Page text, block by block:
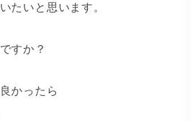
たいと思います。
すか？
かったら